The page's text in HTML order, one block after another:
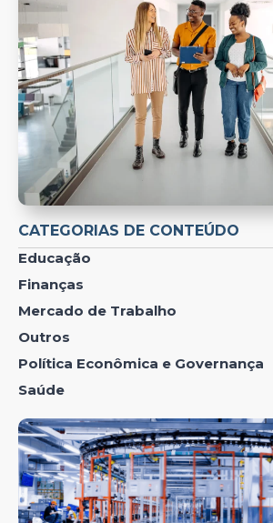
CATEGORIAS DE CONTEÚDO
Educação
Finanças
Mercado de Trabalho
Outros
Política Econômica e Governança
Saúde